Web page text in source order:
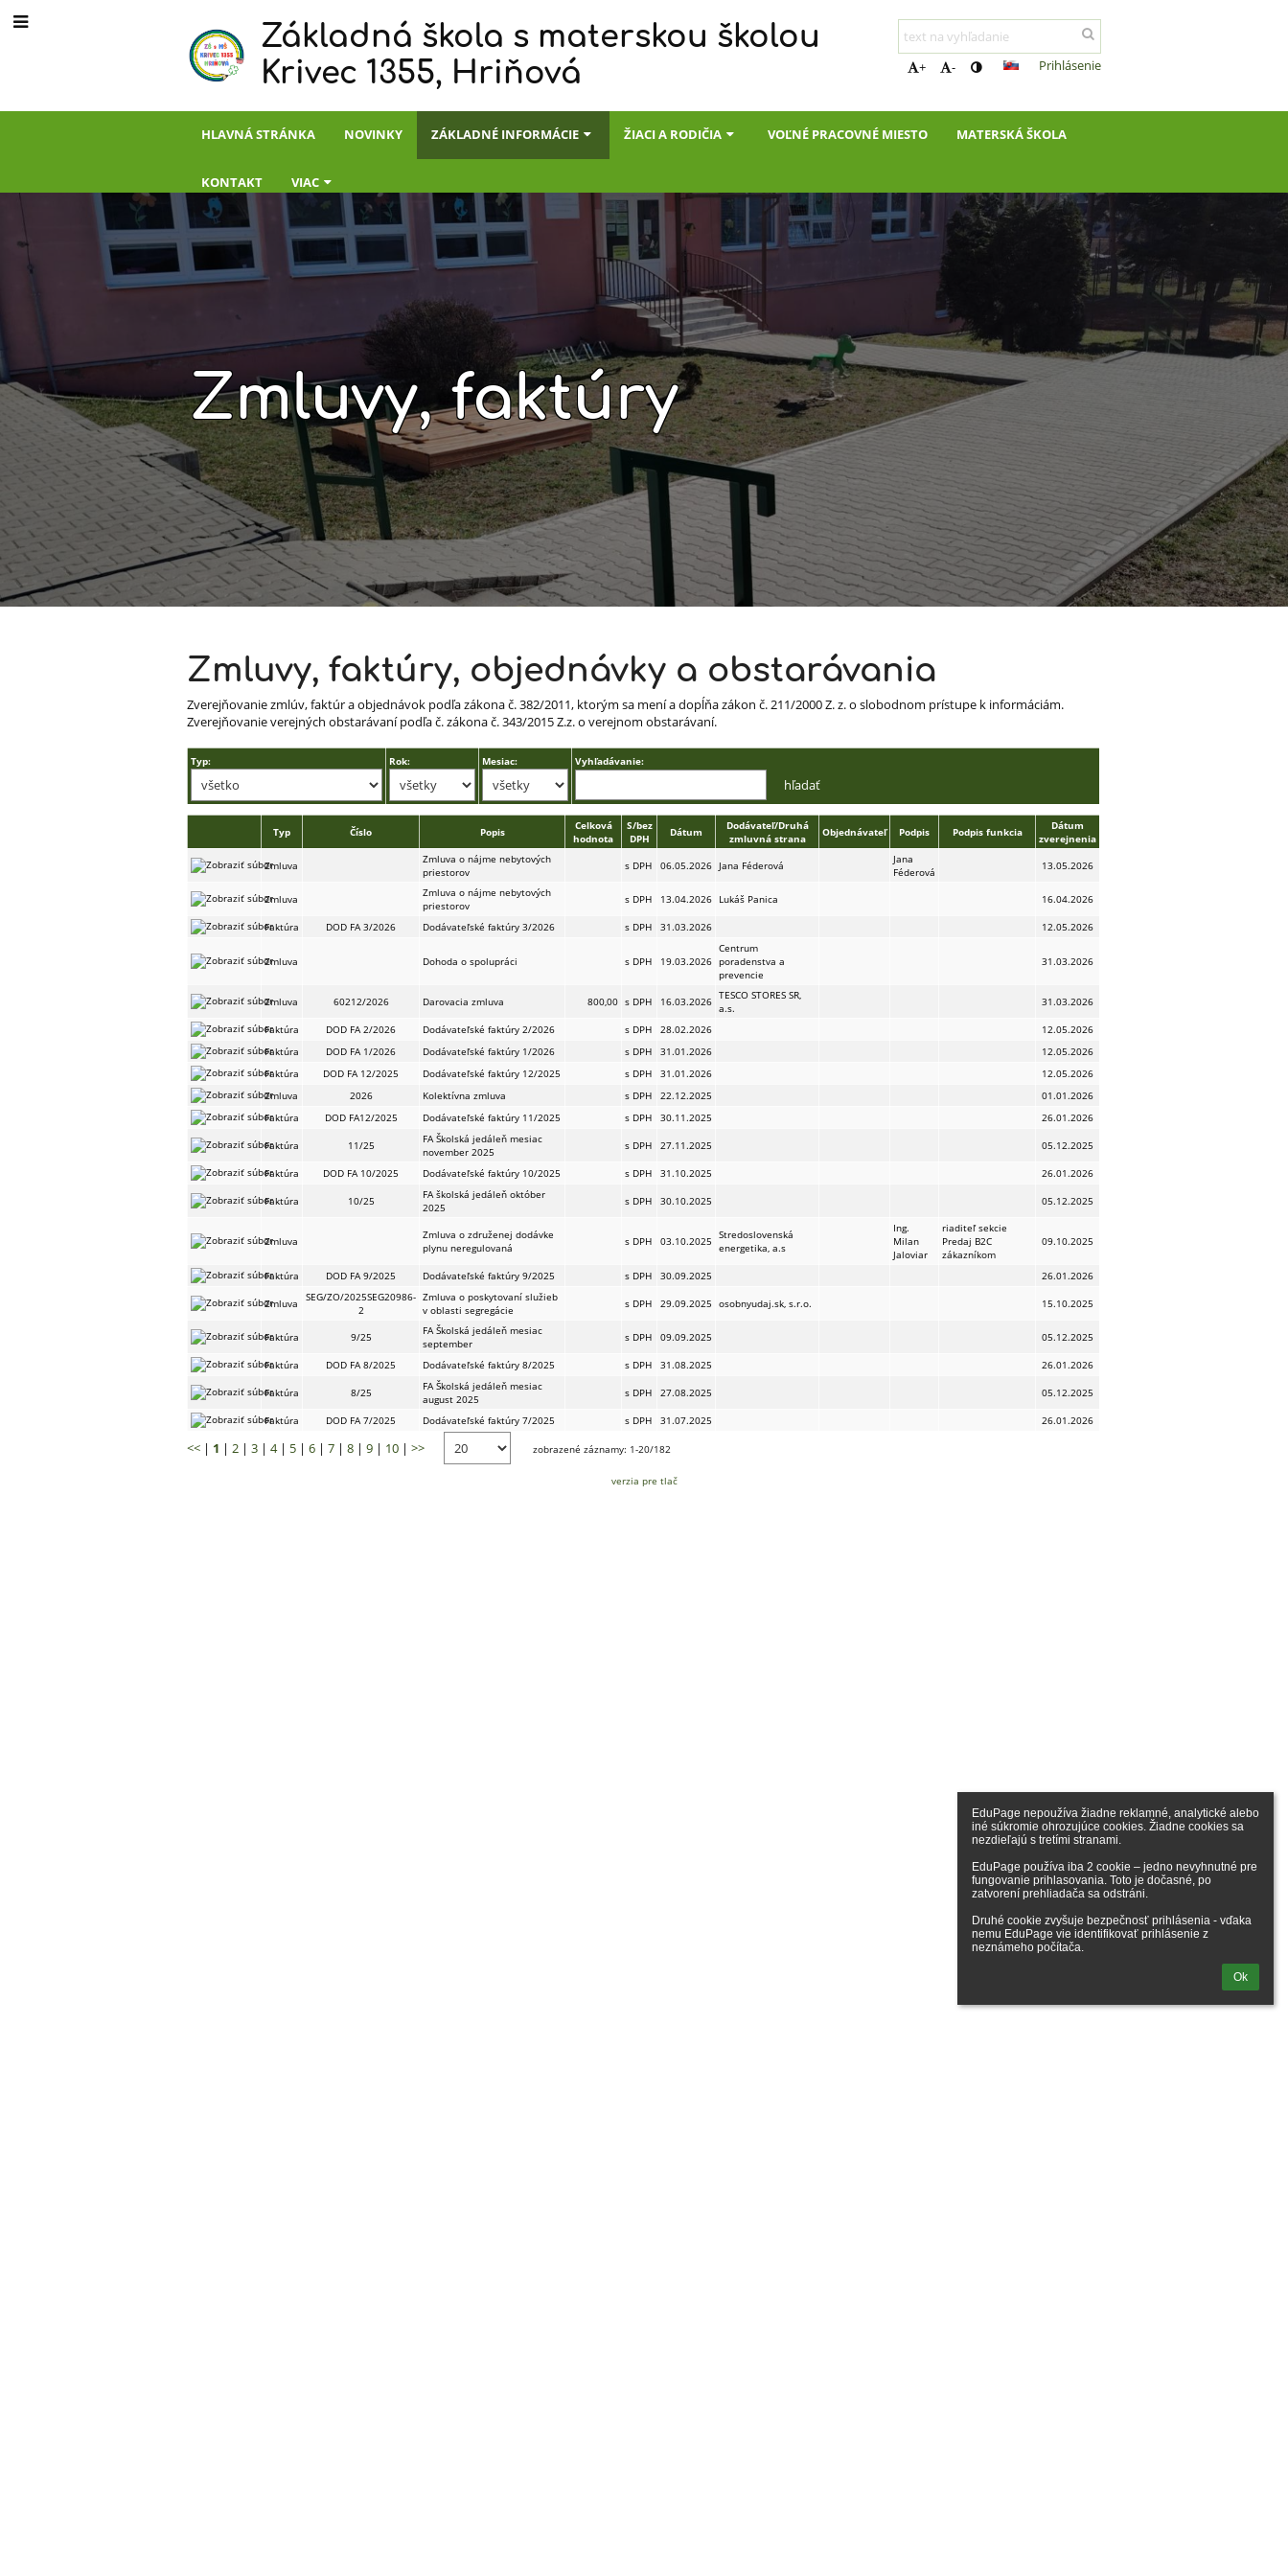
EduPage nepoužíva žiadne reklamné, analytické alebo
iné súkromie ohrozujúce cookies. Žiadne cookies sa
nezdieľajú s tretími stranami.
EduPage používa iba 2 cookie – jedno nevyhnutné pre
fungovanie prihlasovania. Toto je dočasné, po
zatvorení prehliadača sa odstráni.
Druhé cookie zvyšuje bezpečnosť prihlásenia - vďaka
nemu EduPage vie identifikovať prihlásenie z
neznámeho počítača.
Ok
Základná škola s materskou školou
Krivec 1355, Hriňová
+ - Prihlásenie
HLAVNÁ STRÁNKA NOVINKY ZÁKLADNÉ INFORMÁCIE ŽIACI A RODIČIA VOĽNÉ PRACOVNÉ MIESTO MATERSKÁ ŠKOLA
KONTAKT VIAC
Zmluvy, faktúry
Zmluvy,
faktúry
Zmluvy, faktúry, objednávky a obstarávania
Zverejňovanie zmlúv, faktúr a objednávok podľa zákona č. 382/2011, ktorým sa mení a dopĺňa zákon č. 211/2000 Z. z. o slobodnom prístupe k informáciám.
Zverejňovanie verejných obstarávaní podľa č. zákona č. 343/2015 Z.z. o verejnom obstarávaní.
Typ: Rok: Mesiac: Vyhľadávanie:
Typ Číslo Popis
Celková
hodnota
S/bez
DPH
Dátum
Dodávateľ/Druhá
zmluvná strana
Objednávateľ Podpis Podpis funkcia
Dátum
zverejnenia
Zmluva
Zmluva o nájme nebytových
priestorov
s DPH 06.05.2026 Jana Féderová
Jana
Féderová
13.05.2026
Zmluva
Zmluva o nájme nebytových
priestorov
s DPH 13.04.2026 Lukáš Panica 16.04.2026
Faktúra DOD FA 3/2026 Dodávateľské faktúry 3/2026 s DPH 31.03.2026 12.05.2026
Zmluva Dohoda o spolupráci s DPH 19.03.2026
Centrum
poradenstva a
prevencie
31.03.2026
Zmluva 60212/2026 Darovacia zmluva 800,00 s DPH 16.03.2026 TESCO STORES SR,
a.s.
31.03.2026
Faktúra DOD FA 2/2026 Dodávateľské faktúry 2/2026 s DPH 28.02.2026
12.05.2026
Faktúra
DOD FA 1/2026 Dodávateľské faktúry 1/2026 s DPH 31.01.2026
12.05.2026
Faktúra
DOD FA 12/2025 Dodávateľské faktúry 12/2025 s DPH 31.01.2026
12.05.2026
Zmluva
2026 Kolektívna zmluva s DPH 22.12.2025
01.01.2026
Faktúra
DOD FA12/2025 Dodávateľské faktúry 11/2025 s DPH 30.11.2025 26.01.2026
Faktúra 11/25
FA Školská jedáleň mesiac
november 2025
s DPH 27.11.2025 05.12.2025
Faktúra DOD FA 10/2025 Dodávateľské faktúry 10/2025 s DPH 31.10.2025 26.01.2026
Faktúra 10/25
FA školská jedáleň október
2025
s DPH 30.10.2025 05.12.2025
Zmluva
Zmluva o združenej dodávke
plynu neregulovaná
s DPH 03.10.2025 Stredoslovenská
energetika, a.s
Ing.
Milan
Jaloviar
riaditeľ sekcie
Predaj B2C
zákazníkom
09.10.2025
Faktúra DOD FA 9/2025 Dodávateľské faktúry 9/2025 s DPH 30.09.2025 26.01.2026
Zmluva
SEG/ZO/2025SEG20986-
2
Zmluva o poskytovaní služieb
v oblasti segregácie
s DPH 29.09.2025 osobnyudaj.sk, s.r.o. 15.10.2025
Faktúra 9/25
FA Školská jedáleň mesiac
september
s DPH 09.09.2025 05.12.2025
Faktúra DOD FA 8/2025 Dodávateľské faktúry 8/2025 s DPH 31.08.2025 26.01.2026
Faktúra 8/25
FA Školská jedáleň mesiac
august 2025
s DPH 27.08.2025 05.12.2025
Faktúra DOD FA 7/2025 Dodávateľské faktúry 7/2025 s DPH 31.07.2025 26.01.2026
<< | 1 |2 |3 |4| 5 |6 |7 |8 |9 | 10 |>> zobrazené záznamy: 1-20/182
verzia pre tlač